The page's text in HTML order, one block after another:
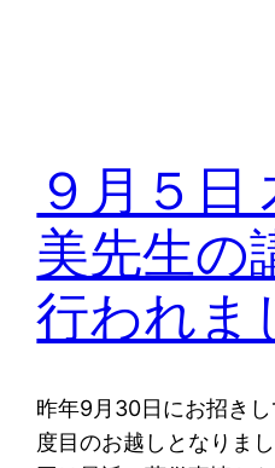
９月５日
美先生の
行われま
昨年9月30日にお招き
度目のお越しとなりま